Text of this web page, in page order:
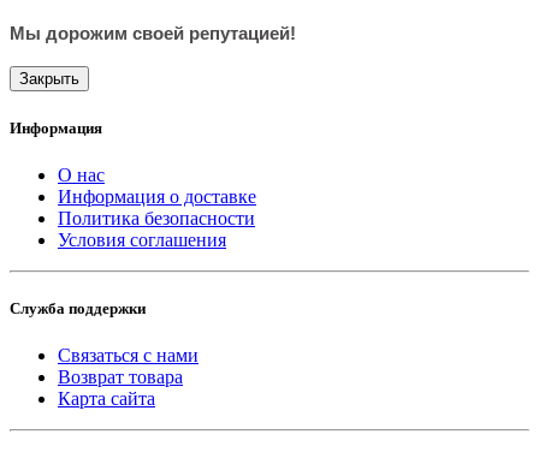
Мы дорожим своей репутацией!
Закрыть
Информация
О нас
Информация о доставке
Политика безопасности
Условия соглашения
Служба поддержки
Связаться с нами
Возврат товара
Карта сайта